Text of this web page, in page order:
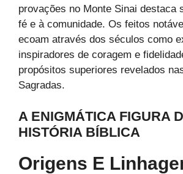
provações no Monte Sinai destaca
fé e à comunidade. Os feitos
ecoam através dos séculos como
inspiradores de coragem e
propósitos superiores revelados
Sagradas.
A ENIGMÁTICA FIGURA
HISTÓRIA BÍBLICA
Origens E